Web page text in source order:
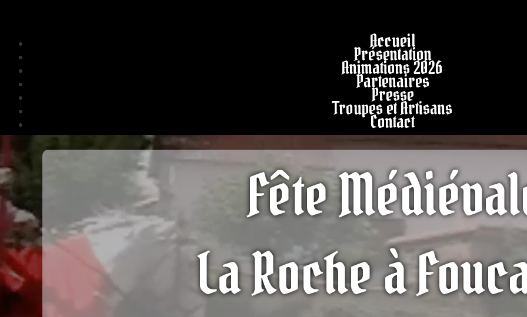
Accueil
Présentation
Animations 2026
Partenaires
Presse
Troupes et Artisans
Contact
Fête
La Roche à